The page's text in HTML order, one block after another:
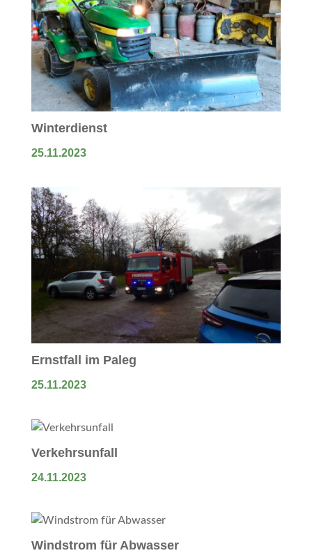
Winterdienst
25.11.2023
Ernstfall im Paleg
25.11.2023
Verkehrsunfall
24.11.2023
Windstrom für Abwasser